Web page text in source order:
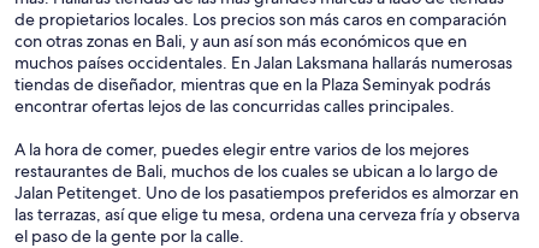
de propietarios locales. Los precios son más caros en comparación
con otras zonas en Bali, y aun así son más económicos que en
muchos países occidentales. En Jalan Laksmana hallarás numerosas
tiendas de diseñador, mientras que en la Plaza Seminyak podrás
encontrar ofertas lejos de las concurridas calles principales.
A la hora de comer, puedes elegir entre varios de los mejores
restaurantes de Bali, muchos de los cuales se ubican a lo largo de
Jalan Petitenget. Uno de los pasatiempos preferidos es almorzar en
las terrazas, así que elige tu mesa, ordena una cerveza fría y observa
el paso de la gente por la calle.